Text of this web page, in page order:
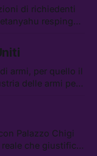
di richiedenti
respinge
Zuckerberg
armi, per quello il
delle armi per
protesta contro
in Texas
Palazzo Chigi
che giustifica